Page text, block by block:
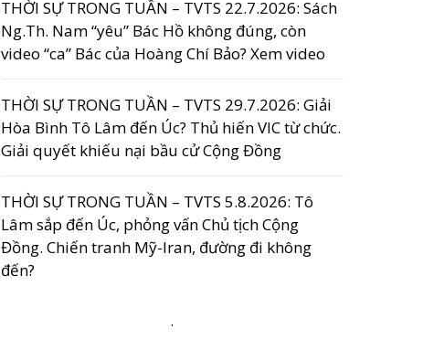
THỜI SỰ TRONG TUẦN – TVTS 22.7.2026: Sách
Ng.Th. Nam “yêu” Bác Hồ không đúng, còn
video “ca” Bác của Hoàng Chí Bảo? Xem video
THỜI SỰ TRONG TUẦN – TVTS 29.7.2026: Giải
Hòa Bình Tô Lâm đến Úc? Thủ hiến VIC từ chức.
Giải quyết khiếu nại bầu cử Cộng Đồng
THỜI SỰ TRONG TUẦN – TVTS 5.8.2026: Tô
Lâm sắp đến Úc, phỏng vấn Chủ tịch Cộng
Đồng. Chiến tranh Mỹ-Iran, đường đi không
đến?
.